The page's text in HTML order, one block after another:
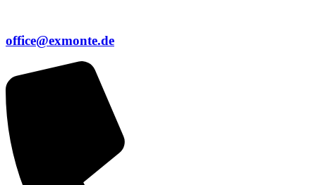
office@exmonte.de